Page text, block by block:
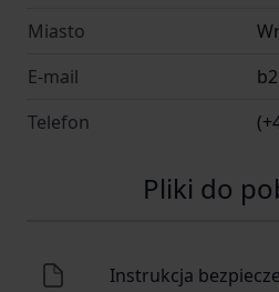
Miasto
E-mail
Telefon
Pliki do
Instrukcja